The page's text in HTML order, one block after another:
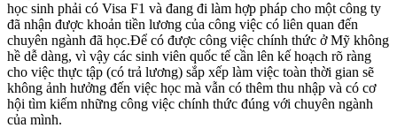
học sinh phải có Visa F1 và đang đi làm hợp pháp cho một công ty
đã nhận được khoản tiền lương của công việc có liên quan đến
chuyên ngành đã học.Để có được công việc chính thức ở Mỹ không
hề dễ dàng, vì vậy các sinh viên quốc tế cần lên kế hoạch rõ ràng
cho việc thực tập (có trả lương) sắp xếp làm việc toàn thời gian sẽ
không ảnh hưởng đến việc học mà vẫn có thêm thu nhập và có cơ
hội tìm kiếm những công việc chính thức đúng với chuyên ngành
của mình.